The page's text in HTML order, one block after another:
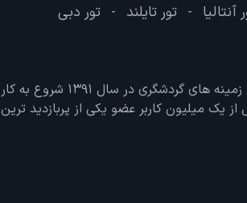
آنتالیا - تور تایلند - تور دبی
وب سایت لحظه آخر با هدف ایجاد بانکی جامع در تمامی زمینه های گردشگری در سال 1391 شروع به کار
بیش از یک میلیون کاربر عضو یکی از پربازدید ترین